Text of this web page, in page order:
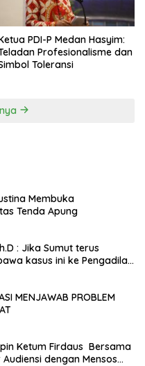
PDI-P Medan Hasyim:
Profesionalisme dan
Toleransi
Membuka
Tenda Apung
: Jika Sumut terus
kasus ini ke Pengadilan
MENJAWAB PROBLEM
Ketum Firdaus Bersama
dengan Mensos